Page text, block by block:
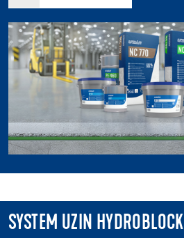
SYSTEM UZIN HYDROBLOCK